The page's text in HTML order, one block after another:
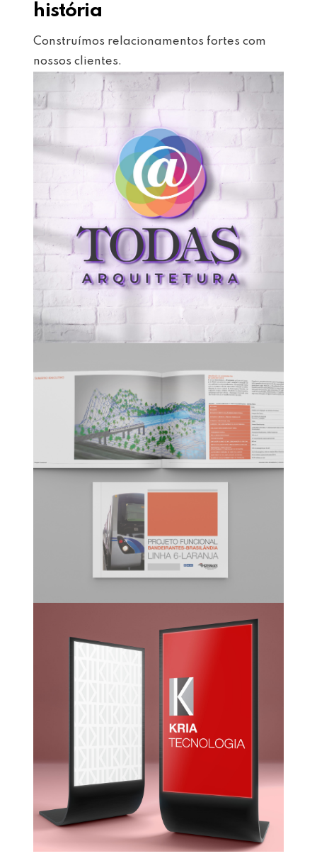
história
Construímos relacionamentos fortes com
nossos clientes.